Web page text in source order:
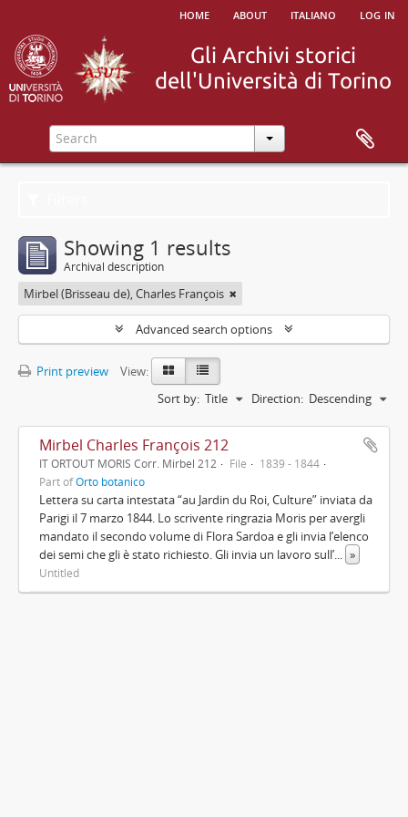
home about italiano log in
Showing 1 results
Archival description
Mirbel (Brisseau de), Charles François
Advanced search options
Print preview
View:
Sort by: Title Direction: Descending
Mirbel Charles François 212
IT ORTOUT MORIS Corr. Mirbel 212 File
1839 - 1844
Part ofOrto botanico
Lettera su carta intestata “au Jardin du Roi, Culture” inviata da
Parigi il 7 marzo 1844. Lo scrivente ringrazia Moris per avergli
mandato il secondo volume di Flora Sardoa e gli invia l’elenco
dei semi che gli è stato richiesto. Gli invia un lavoro sull’... »
Untitled